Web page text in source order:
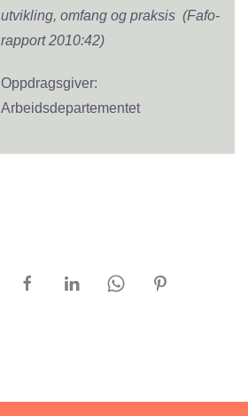
utvikling, omfang og praksis (Fafo-
rapport 2010:42)
Oppdragsgiver:
Arbeidsdepartementet